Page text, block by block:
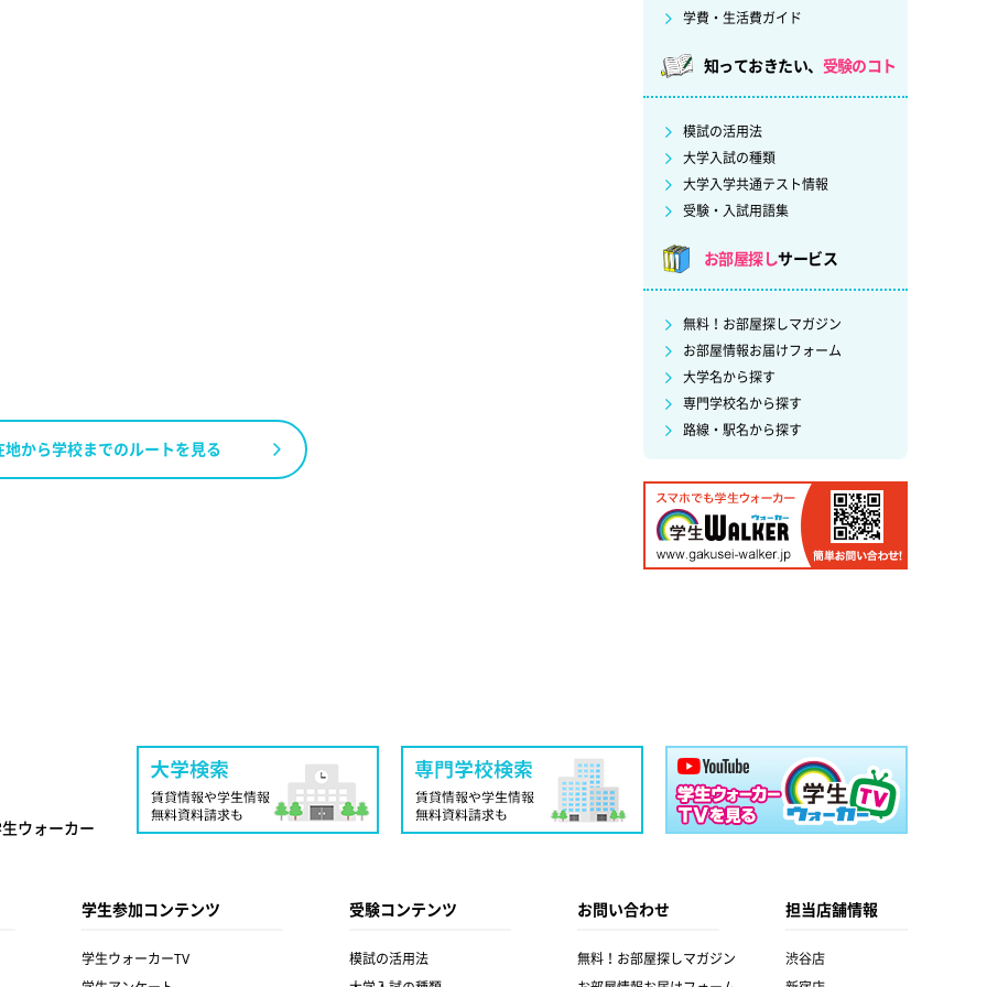
地から学校までのルートを見る
学費・生活費ガイド
知っておきたい、 受験のコト
模試の活用法
大学入試の種類
大学入学共通テスト情報
受験・入試用語集
お部屋探しサービス
無料！お部屋探しマガジン
お部屋情報お届けフォーム
大学名から探す
専門学校名から探す
路線・駅名から探す
ウォーカー
学生参加コンテンツ
学生ウォーカーTV
受験コンテンツ
模試の活用法
お問い合わせ
無料！お部屋探しマガジン
担当店舗情報
渋谷店